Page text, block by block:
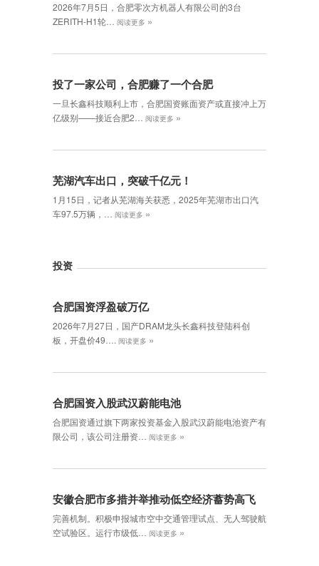
2026年7月5日，合肥零次方机器人有限公司的3台
ZERITH-H1轮…
阅读更多 »
投了一家公司，合肥赚了一个合肥
一旦长鑫科技顺利上市，合肥国资账面资产或直接冲上万
亿级别——接近合肥2…
阅读更多 »
芜湖汽车出口，突破千亿元！
1月15日，记者从芜湖海关获悉，2025年芜湖市出口汽
车97.5万辆，…
阅读更多 »
投资
合肥国资浮盈破万亿
2026年7月27日，国产DRAM龙头长鑫科技登陆科创
板，开盘价49…. 阅读更多 »
合肥国资入股武汉蔚能电池
合肥国资通过旗下两家投资基金入股武汉蔚能电池资产有
限公司，该公司注册资…
阅读更多 »
安徽合肥市多措并举推动低空经济蓄势高飞
完善机制。积极申报城市空中交通管理试点、无人驾驶航
空试验区。运行市级低…
阅读更多 »